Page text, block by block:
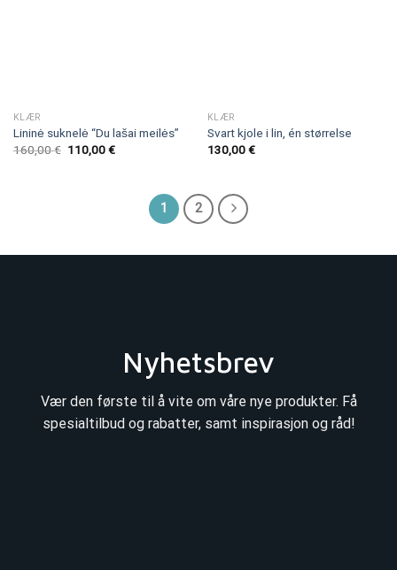
KLÆR
Lininė suknelė “Du lašai meilės”
160,00€ 110,00€
KLÆR
Svart kjole i lin, én størrelse
130,00€
1 2
Nyhetsbrev
Vær den første til å vite om våre nye produkter. Få
spesialtilbud og rabatter, samt inspirasjon og råd!